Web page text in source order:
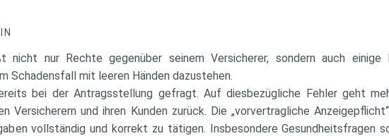
nicht nur Rechte gegenüber seinem Versicherer, sondern auch einige
Schadensfall mit leeren Händen dazustehen.
bei der Antragsstellung gefragt. Auf diesbezügliche Fehler geht
Versicherern und ihren Kunden zurück. Die „vorvertragliche
vollständig und korrekt zu tätigen. Insbesondere Gesundheitsfragen